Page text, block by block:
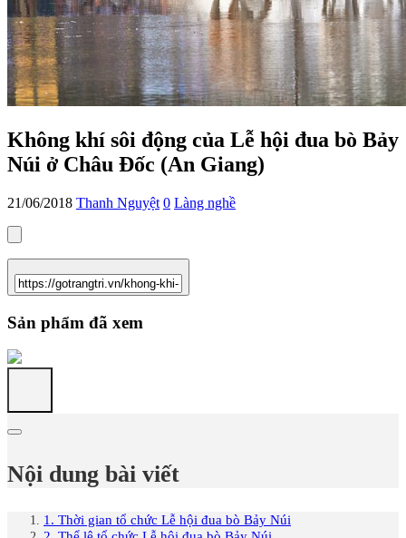
Không khí sôi động của Lễ hội đua bò Bảy
Núi ở Châu Đốc (An Giang)
21/06/2018 Thanh Nguyệt 0 Làng nghề
Sản phẩm đã xem
Nội dung bài viết
1. Thời gian tổ chức Lễ hội đua bò Bảy Núi